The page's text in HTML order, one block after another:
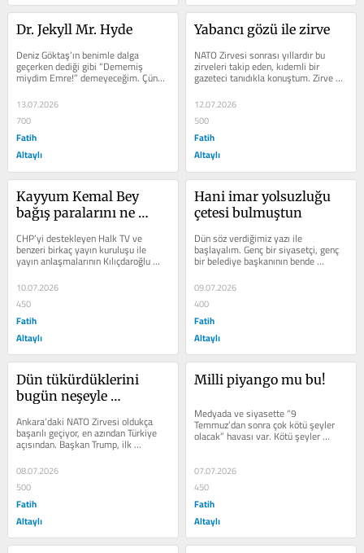
Dr. Jekyll Mr. Hyde
Deniz Göktaş’ın benimle dalga
geçerken dediği gibi “Dememiş
miydim Emre!” demeyeceğim. Çünkü
bazen haklı çıkmak değil, haklı...
13.07.2026
700
Fatih
Altaylı
Yabancı gözü ile zirve
NATO Zirvesi sonrası yıllardır bu
zirveleri takip eden, kıdemli bir
gazeteci tanıdıkla konuştum. Zirve
izlenimlerini almak için....
12.07.2026
500
Fatih
Altaylı
Kayyum Kemal Bey
bağış paralarını ne
CHP’yi destekleyen Halk TV ve
benzeri birkaç yayın kuruluşu ile
yayın anlaşmalarının Kılıçdaroğlu
döneminde yapıldığı, en yüksek...
10.07.2026
450
Fatih
Altaylı
Hani imar yolsuzluğu
çetesi bulmuştun
Dün söz verdiğimiz yazı ile
başlayalım. Genç bir siyasetçi, genç
bir belediye başkanının bende
yarattığı büyük hayal...
09.07.2026
400
Fatih
Altaylı
Dün tükürdüklerini
bugün neşeyle
Ankara’daki NATO Zirvesi oldukça
başarılı geçiyor, en azından Türkiye
açısından. Başkan Trump, ilk
başkanlık döneminde çaldığı...
08.07.2026
500
Fatih
Altaylı
Milli piyango mu bu!
Medyada ve siyasette “9
Temmuz’dan sonra çok kötü şeyler
olacak” havası var. Kötü şeyler
dedikleri senaryo şu: “İktidar NATO...
07.07.2026
450
Fatih
Altaylı